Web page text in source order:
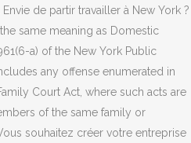
de partir travailler à New York ?
same meaning as Domestic
a) of the New York Public
any offense enumerated in
Court Act, where such acts are
of the same family or
souhaitez créer votre entreprise